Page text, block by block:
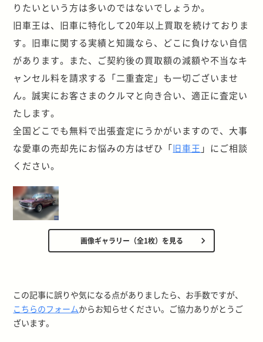
りたいという方は多いのではないでしょうか。
旧車王は、旧車に特化して20年以上買取を続けておりま
す。旧車に関する実績と知識なら、どこに負けない自信
があります。また、ご契約後の買取額の減額や不当なキ
ャンセル料を請求する「二重査定」も一切ございませ
ん。誠実にお客さまのクルマと向き合い、適正に査定い
たします。
全国どこでも無料で出張査定にうかがいますので、大事
な愛車の売却先にお悩みの方はぜひ「旧車王 」にご相談
ください。
画像ギャラリー（全1枚）を見る
この記事に誤りや気になる点がありましたら、お手数ですが、
こちらのフォームからお知らせください。ご協力ありがとうご
ざいます。